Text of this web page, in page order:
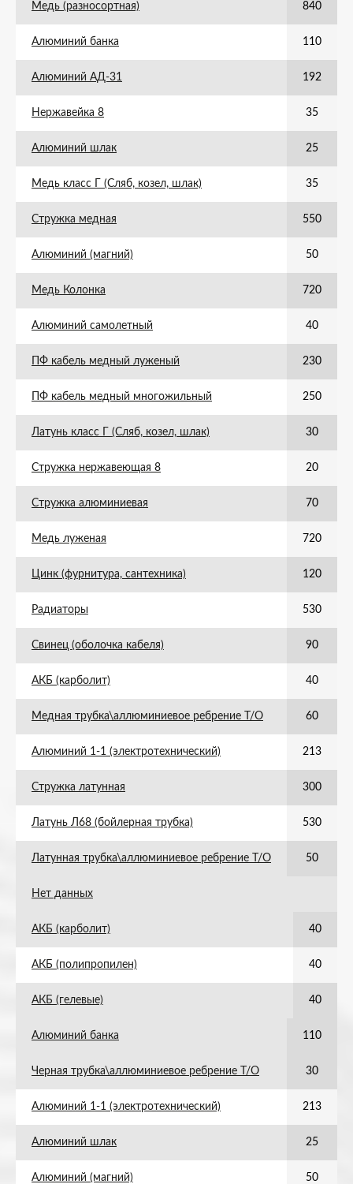
Медь (разносортная) 840
Алюминий банка 110
Алюминий АД-31 192
Нержавейка 8 35
Алюминий шлак 25
Медь класс Г (Сляб, козел, шлак) 35
Стружка медная 550
Алюминий (магний) 50
Медь Колонка 720
Алюминий самолетный 40
ПФ кабель медный луженый 230
ПФ кабель медный многожильный 250
Латунь класс Г (Сляб, козел, шлак) 30
Стружка нержавеющая 8 20
Стружка алюминиевая 70
Медь луженая 720
Цинк (фурнитура, сантехника) 120
Радиаторы 530
Свинец (оболочка кабеля) 90
АКБ (карболит) 40
Медная трубка\аллюминиевое ребрение Т/О 60
Алюминий 1-1 (электротехнический) 213
Стружка латунная 300
Латунь Л68 (бойлерная трубка) 530
Латунная трубка\аллюминиевое ребрение Т/О 50
Нет данных
АКБ (карболит) 40
АКБ (полипропилен) 40
АКБ (гелевые) 40
Алюминий банка 110
Черная трубка\аллюминиевое ребрение Т/О 30
Алюминий 1-1 (электротехнический) 213
Алюминий шлак 25
Алюминий (магний) 50